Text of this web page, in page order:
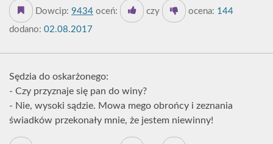
Dowcip: 9434 oceń: czy ocena: 144
dodano: 02.08.2017
Sędzia do oskarżonego:
- Czy przyznaje się pan do winy?
- Nie, wysoki sądzie. Mowa mego obrońcy i zeznania
świadków przekonały mnie, że jestem niewinny!